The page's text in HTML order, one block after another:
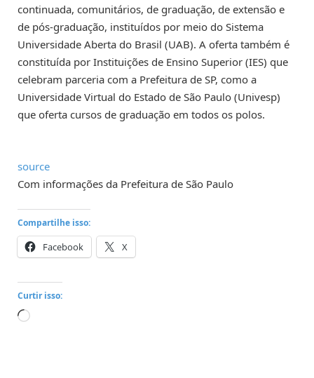
continuada, comunitários, de graduação, de extensão e
de pós-graduação, instituídos por meio do Sistema
Universidade Aberta do Brasil (UAB). A oferta também é
constituída por Instituições de Ensino Superior (IES) que
celebram parceria com a Prefeitura de SP, como a
Universidade Virtual do Estado de São Paulo (Univesp)
que oferta cursos de graduação em todos os polos.
source
Com informações da Prefeitura de São Paulo
Compartilhe isso:
Facebook X
Curtir isso:
Carregando...